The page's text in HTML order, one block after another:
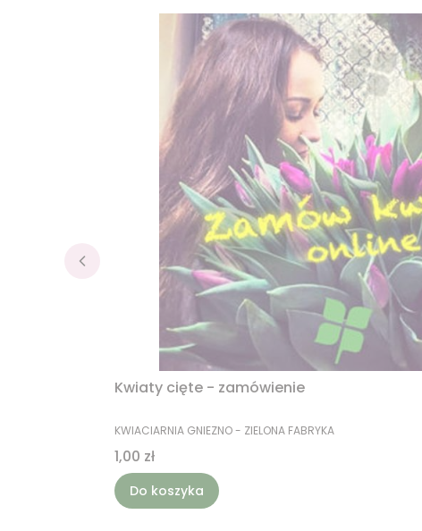
Kwiaty cięte - zamówienie
PRODUCENT
KWIACIARNIA GNIEZNO - ZIELONA FABRYKA
Cena
1,00 zł
Do koszyka